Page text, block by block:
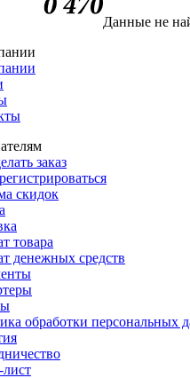
Данные не
заказ
скидок
товара
денежных средств
обработки персональных